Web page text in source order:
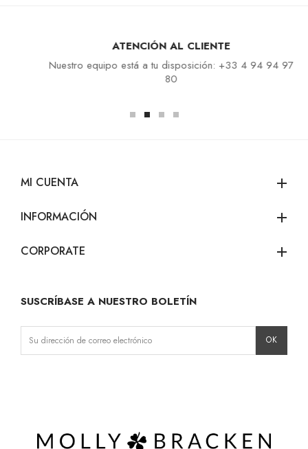
ATENCIÓN AL CLIENTE
Nuestro equipo está a tu disposición: +33 4 94 94 97
MI CUENTA add
INFORMACIÓN add
CORPORATE add
SUSCRÍBASE A NUESTRO BOLETÍN